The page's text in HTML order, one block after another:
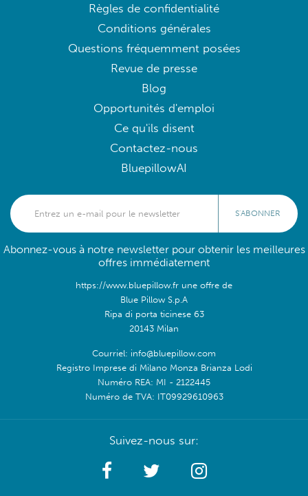
Règles de confidentialité
Conditions générales
Questions fréquemment posées
Revue de presse
Blog
Opportunités d'emploi
Ce qu'ils disent
Contactez-nous
BluepillowAI
S'ABONNER
Abonnez-vous à notre newsletter pour obtenir les meilleures
offres immédiatement
https://www.bluepillow.fr une offre de
Blue Pillow S.p.A
Ripa di porta ticinese 63
20143 Milan
Courriel: info@bluepillow.com
Registro Imprese di Milano Monza Brianza Lodi
Numéro REA: MI - 2122445
Numéro de TVA: IT09929610963
Suivez-nous sur: